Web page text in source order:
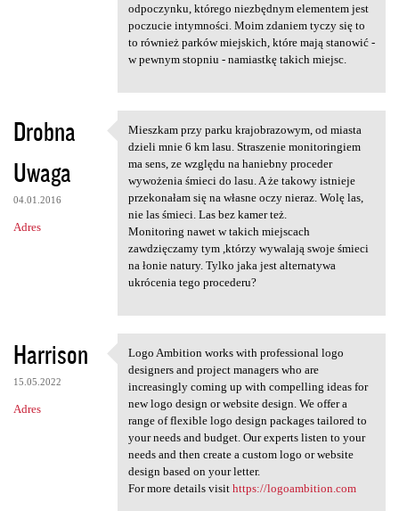
e
odpoczynku, którego niezbędnym elementem jest
poczucie intymności. Moim zdaniem tyczy się to
to również parków miejskich, które mają stanowić -
w pewnym stopniu - namiastkę takich miejsc.
Drobna
Uwaga
04.01.2016
Adres
Mieszkam przy parku
Mieszkam przy parku krajobrazowym, od miasta
dzieli mnie 6 km lasu. Straszenie monitoringiem
ma sens, ze względu na haniebny proceder
wywożenia śmieci do lasu. A że takowy istnieje
przekonałam się na własne oczy nieraz. Wolę las,
nie las śmieci. Las bez kamer też.
Monitoring nawet w takich miejscach
zawdzięczamy tym ,którzy wywalają swoje śmieci
na łonie natury. Tylko jaka jest alternatywa
ukrócenia tego procederu?
Harrison
15.05.2022
Adres
Logo Ambition works with
Logo Ambition works with professional logo
designers and project managers who are
increasingly coming up with compelling ideas for
new logo design or website design. We offer a
range of flexible logo design packages tailored to
your needs and budget. Our experts listen to your
needs and then create a custom logo or website
design based on your letter.
For more details visit https://logoambition.com